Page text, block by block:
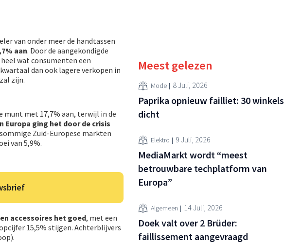
van onder meer de handtassen
aan. Door de aangekondigde
wat consumenten een
dan ook lagere verkopen in
zijn.
munt met 17,7% aan, terwijl in de
Europa ging het door de crisis
Zuid-Europese markten
van 5,9%.
accessoires het goed, met een
15,5% stijgen. Achterblijvers
Meest gelezen
Mode 8 Juli, 2026
Paprika opnieuw failliet: 30 winkels
dicht
Elektro 9 Juli, 2026
MediaMarkt wordt “meest
betrouwbare techplatform van
Europa”
Algemeen 14 Juli, 2026
Doek valt over 2 Brüder:
faillissement aangevraagd